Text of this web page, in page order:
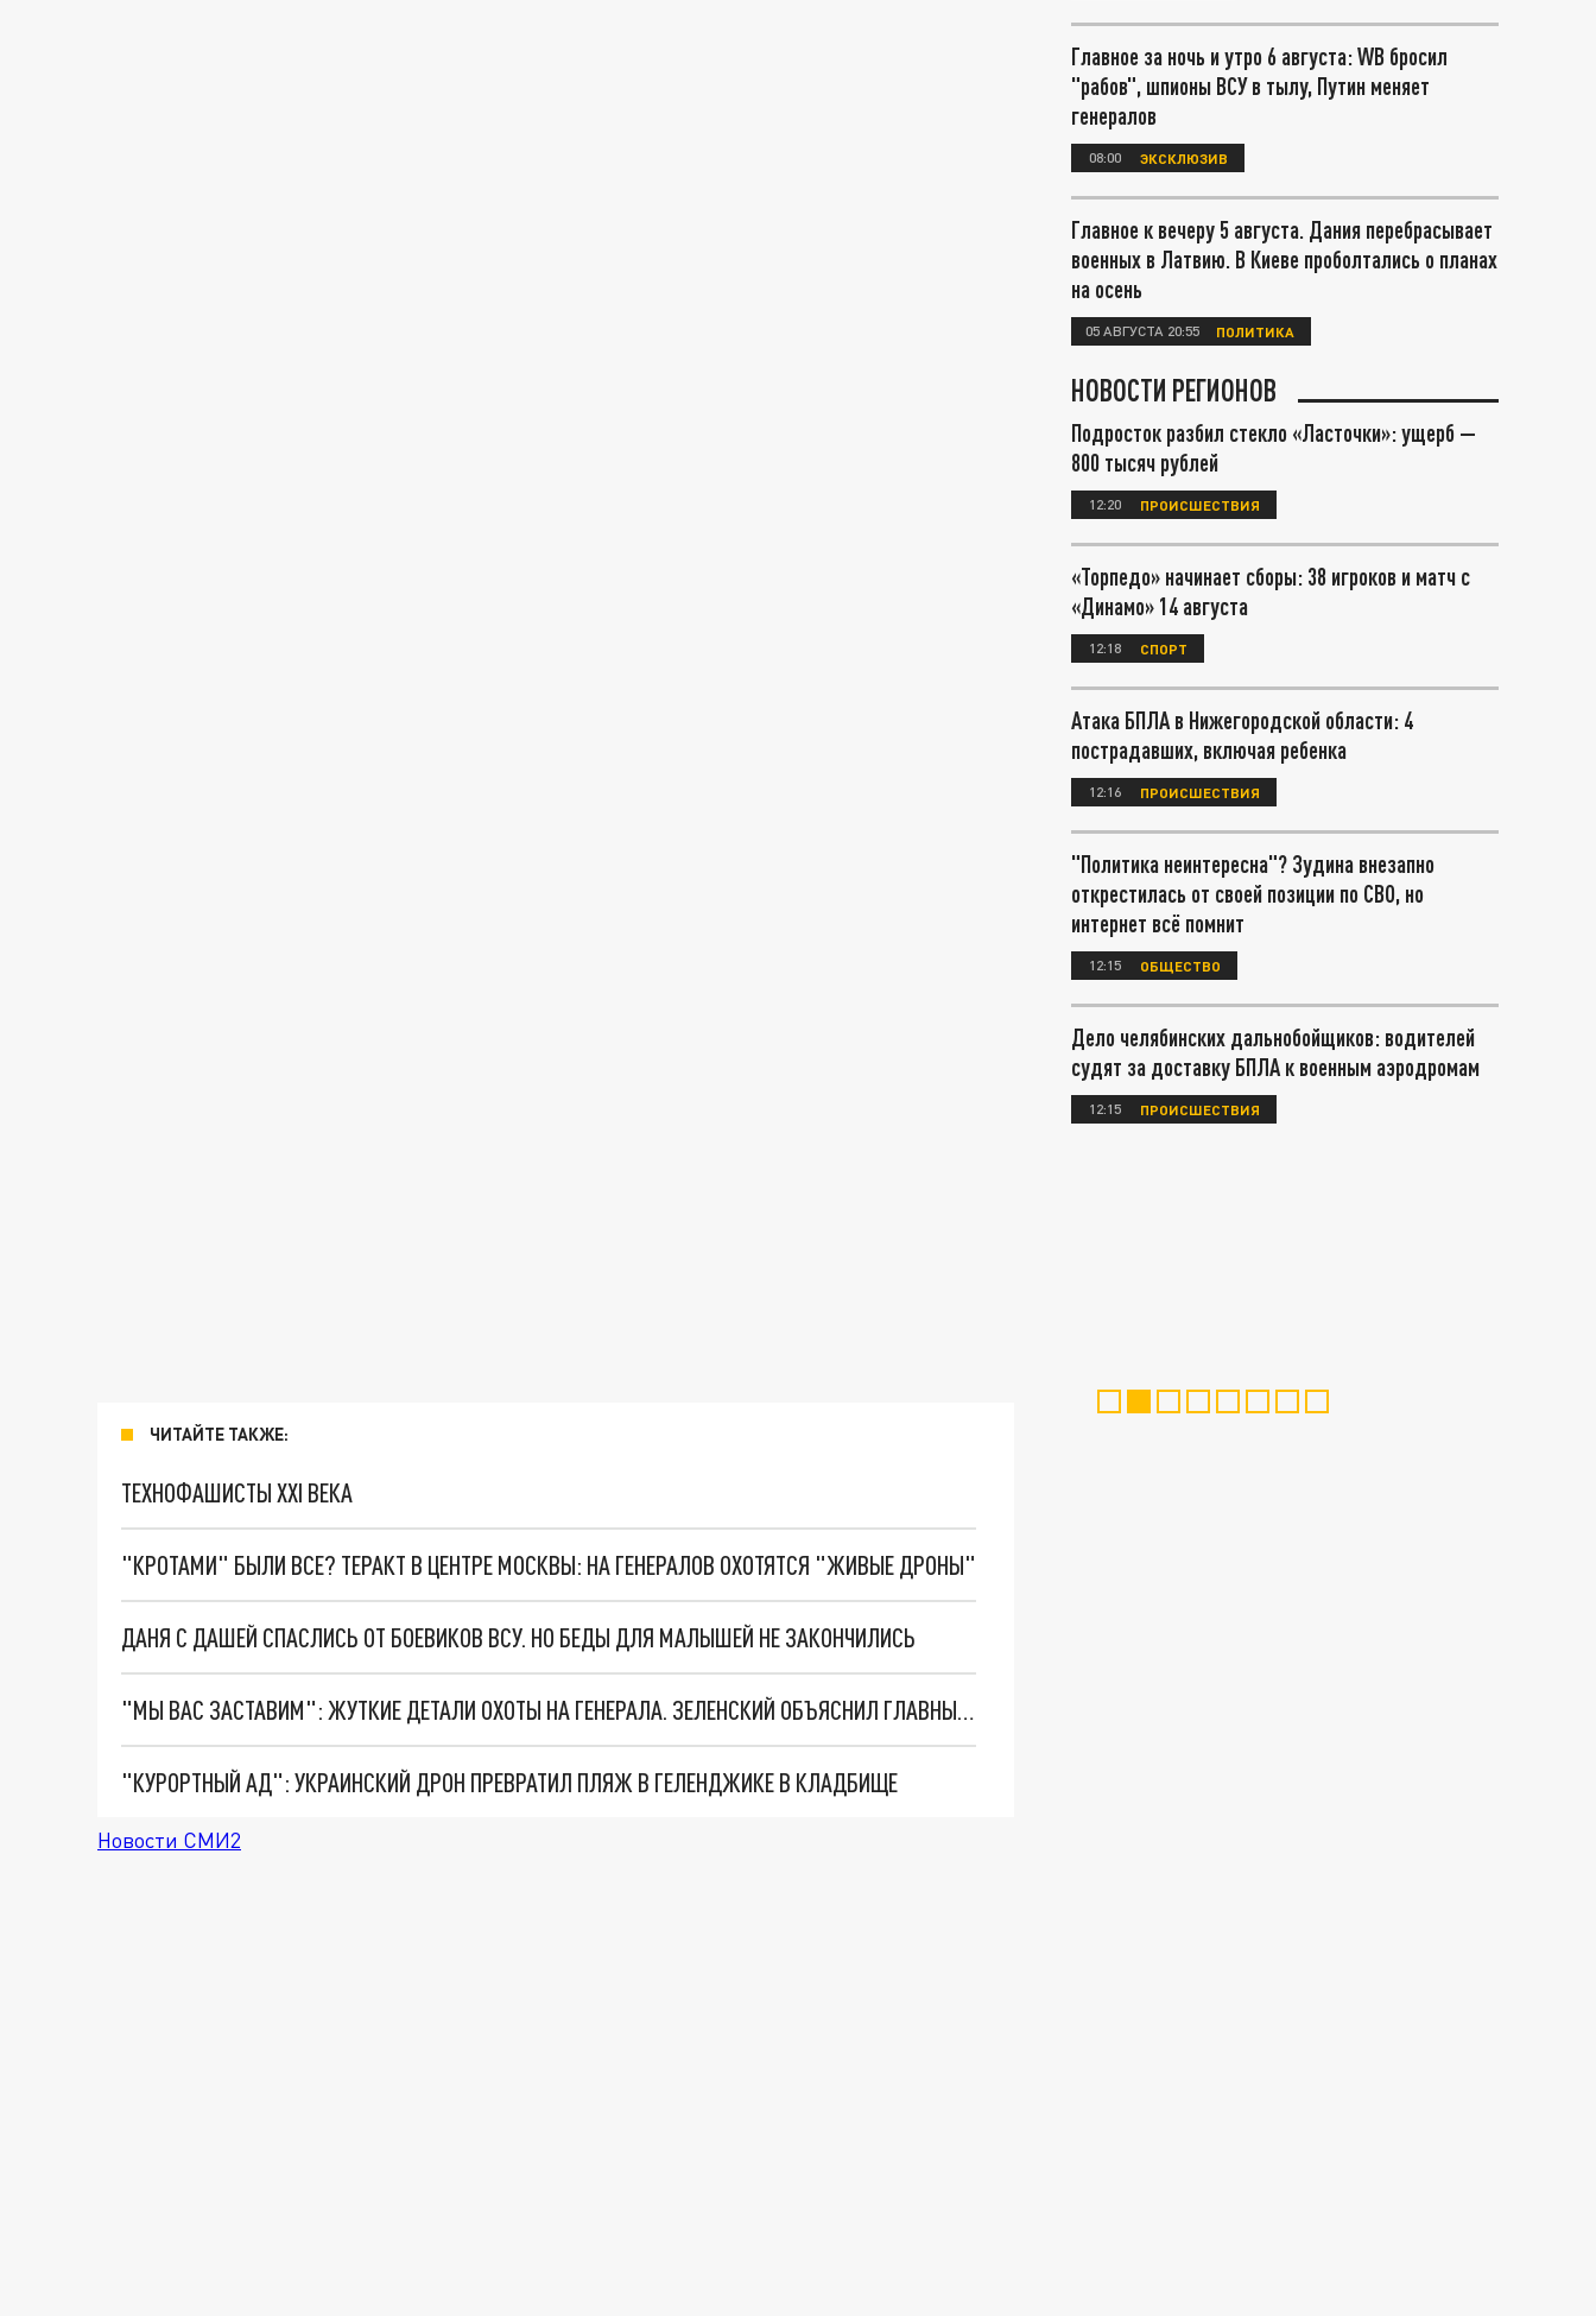
ЧИТАЙТЕ ТАКЖЕ:
ТЕХНОФАШИСТЫ XXI ВЕКА
"КРОТАМИ" БЫЛИ ВСЕ? ТЕРАКТ В ЦЕНТРЕ МОСКВЫ: НА ГЕНЕРАЛОВ ОХОТЯТСЯ "ЖИВЫЕ ДРОНЫ"
ДАНЯ С ДАШЕЙ СПАСЛИСЬ ОТ БОЕВИКОВ ВСУ. НО БЕДЫ ДЛЯ МАЛЫШЕЙ НЕ ЗАКОНЧИЛИСЬ
"МЫ ВАС ЗАСТАВИМ": ЖУТКИЕ ДЕТАЛИ ОХОТЫ НА ГЕНЕРАЛА. ЗЕЛЕНСКИЙ ОБЪЯСНИЛ ГЛАВНЫЙ СМЫСЛ ТЕРАКТА В ЦЕНТРЕ МОСКВЫ
"КУРОРТНЫЙ АД": УКРАИНСКИЙ ДРОН ПРЕВРАТИЛ ПЛЯЖ В ГЕЛЕНДЖИКЕ В КЛАДБИЩЕ
Новости СМИ2
Главное за ночь и утро 6 августа: WB бросил
"рабов", шпионы ВСУ в тылу, Путин меняет
генералов
08:00 ЭКСКЛЮЗИВ
Главное к вечеру 5 августа. Дания перебрасывает
военных в Латвию. В Киеве проболтались о планах
на осень
05 АВГУСТА 20:55 ПОЛИТИКА
НОВОСТИ РЕГИОНОВ
Подросток разбил стекло «Ласточки»: ущерб —
800 тысяч рублей
12:20 ПРОИСШЕСТВИЯ
«Торпедо» начинает сборы: 38 игроков и матч с
«Динамо» 14 августа
12:18 СПОРТ
Атака БПЛА в Нижегородской области: 4
пострадавших, включая ребенка
12:16 ПРОИСШЕСТВИЯ
"Политика неинтересна"? Зудина внезапно
открестилась от своей позиции по СВО, но
интернет всё помнит
12:15 ОБЩЕСТВО
Дело челябинских дальнобойщиков: водителей
судят за доставку БПЛА к военным аэродромам
12:15 ПРОИСШЕСТВИЯ